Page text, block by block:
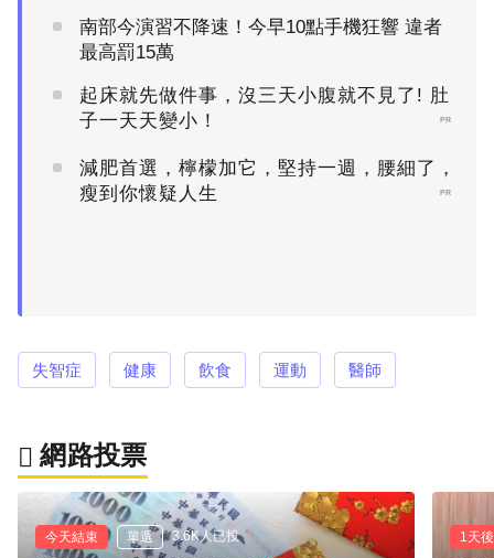
南部今演習不降速！今早10點手機狂響 違者
最高罰15萬
起床就先做件事，沒三天小腹就不見了! 肚
子一天天變小！
PR
減肥首選，檸檬加它，堅持一週，腰細了，
瘦到你懷疑人生
PR
失智症 健康 飲食 運動 醫師
網路投票
今天結束 單選 3.6K人已投 1天